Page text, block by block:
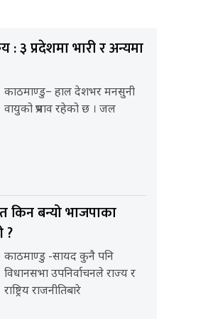
: ३ प्रदेशमा भारी र अन्यमा
काठमाण्डु– हाल देशभर मनसुनी
वायुको प्रभाव रहेको छ । जल
किन बन्यो भाजपाका
?
काठमाण्डु -सायद कुनै पनि
विधानसभा उपनिर्वाचनले राज्य र
राष्ट्रिय राजनीतिबारे